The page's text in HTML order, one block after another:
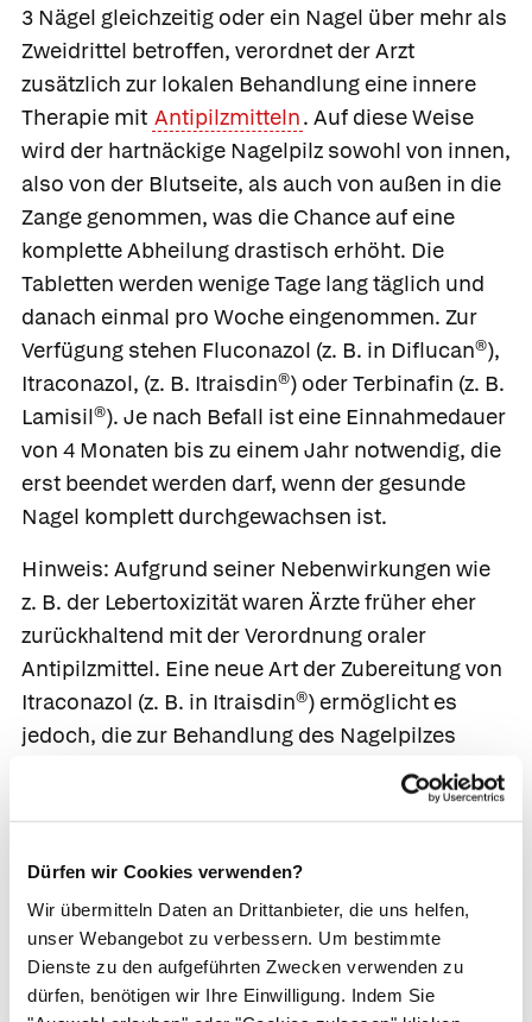
Dürfen wir Cookies verwenden?
Wir übermitteln Daten an Drittanbieter, die uns helfen,
unser Webangebot zu verbessern. Um bestimmte
Dienste zu den aufgeführten Zwecken verwenden zu
dürfen, benötigen wir Ihre Einwilligung. Indem Sie
3 Nägel gleichzeitig oder ein Nagel über mehr als
Zweidrittel betroffen, verordnet der Arzt
zusätzlich zur lokalen Behandlung eine innere
Therapie mit Antipilzmitteln. Auf diese Weise
wird der hartnäckige Nagelpilz sowohl von innen,
also von der Blutseite, als auch von außen in die
Zange genommen, was die Chance auf eine
komplette Abheilung drastisch erhöht. Die
Tabletten werden wenige Tage lang täglich und
danach einmal pro Woche eingenommen. Zur
Verfügung stehen Fluconazol (z. B. in Diflucan®),
Itraconazol, (z. B. Itraisdin®) oderTerbinafin (z. B.
Lamisil®). Je nach Befall ist eine Einnahmedauer
von 4 Monaten bis zu einem Jahr notwendig, die
erst beendet werden darf, wenn der gesunde
Nagel komplett durchgewachsen ist.
Hinweis: Aufgrund seiner Nebenwirkungen wie
z. B. der Lebertoxizität waren Ärzte früher eher
zurückhaltend mit der Verordnung oraler
Antipilzmittel. Eine neue Art der Zubereitung von
Itraconazol (z. B. in Itraisdin®) ermöglicht es
jedoch, die zur Behandlung des Nagelpilzes
erforderliche Dosis zu halbieren, weshalb der
dauerhaft verschwindet sind folgende
unterstützenden Maßnahmen wichtig:
Bei gleichzeitigem Fußpilz ist dieser unbedingt
mit einem der oben genannten Wirkstoffe als